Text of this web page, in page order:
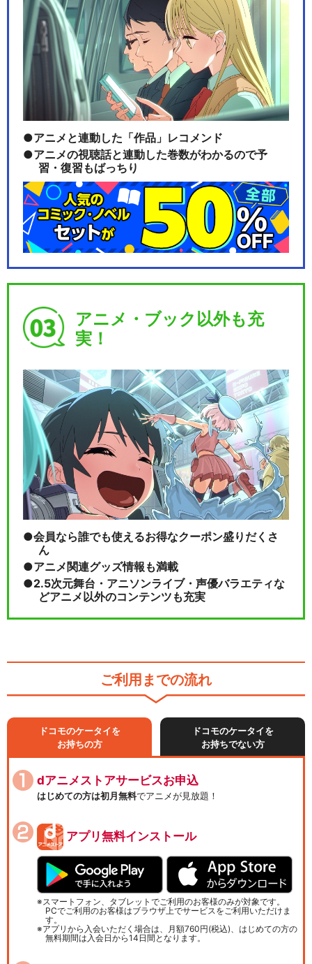
アニメと連動した「作品」レコメンド
アニメの視聴話と連動した巻数がわかるので予
習・復習もばっちり
アニメ・ブック以外も充
実！
会員なら誰でも使えるお得なクーポン盛りだくさ
ん
アニメ関連グッズ情報も満載
2.5次元舞台・アニソンライブ・声優バラエティな
どアニメ以外のコンテンツも充実
ご利用までの流れ
ドコモのケータイを
お持ちの方
ドコモのケータイを
お持ちでない方
dアニメストアサービスお申込
はじめての方は初月無料でアニメが見放題！
アプリ無料インストール
スマートフォン、タブレットでご利用のお客様のみが対象です。
PCでご利用のお客様はブラウザ上でサービスをご利用いただけま
す。
アプリから入会いただく場合は、月額760円(税込)、はじめての方の
無料期間は入会日から14日間となります。